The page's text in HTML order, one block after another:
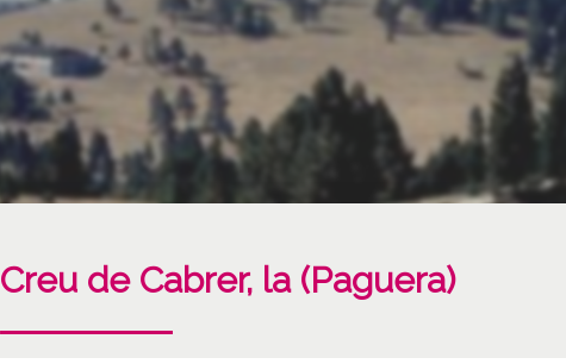
Creu de Cabrer, la (Paguera)